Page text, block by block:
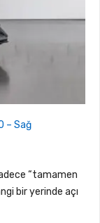
– Sağ
“tamamen
bir yerinde açı